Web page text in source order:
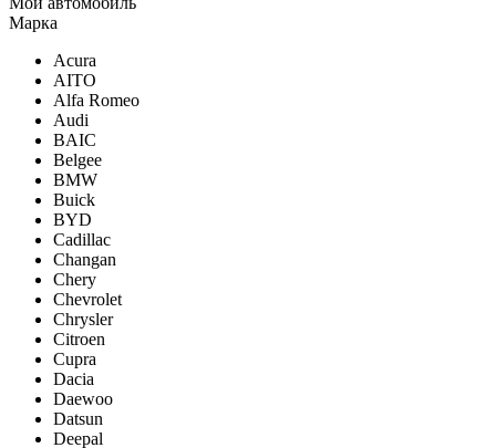
Марка
Acura
AITO
Alfa Romeo
Audi
BAIC
Belgee
BMW
Buick
BYD
Cadillac
Changan
Chery
Chevrolet
Chrysler
Citroen
Cupra
Dacia
Daewoo
Datsun
Deepal